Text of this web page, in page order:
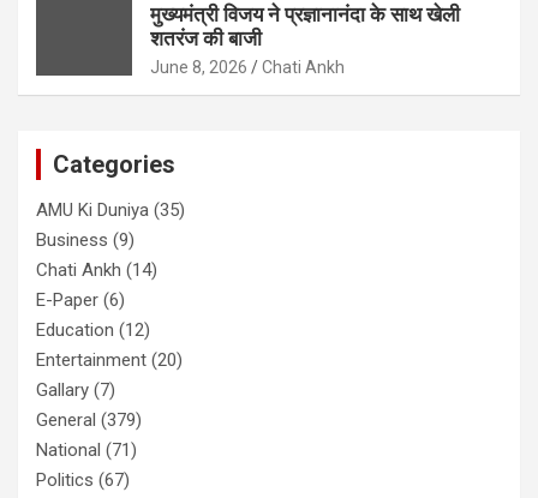
मुख्यमंत्री विजय ने प्रज्ञानानंदा के साथ खेली
शतरंज की बाजी
June 8, 2026 Chati Ankh
Categories
AMU Ki Duniya (35)
Business (9)
Chati Ankh (14)
E-Paper (6)
Education (12)
Entertainment (20)
Gallary (7)
General (379)
National (71)
Politics (67)